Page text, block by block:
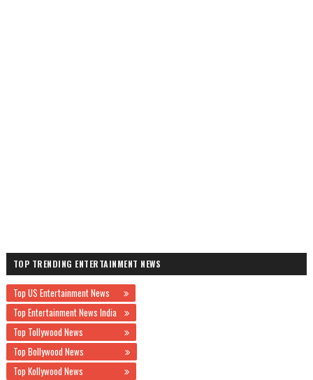
TOP TRENDING ENTERTAINMENT NEWS
Top US Entertainment News
Top Entertainment News India
Top Tollywood News
Top Bollywood News
Top Kollywood News